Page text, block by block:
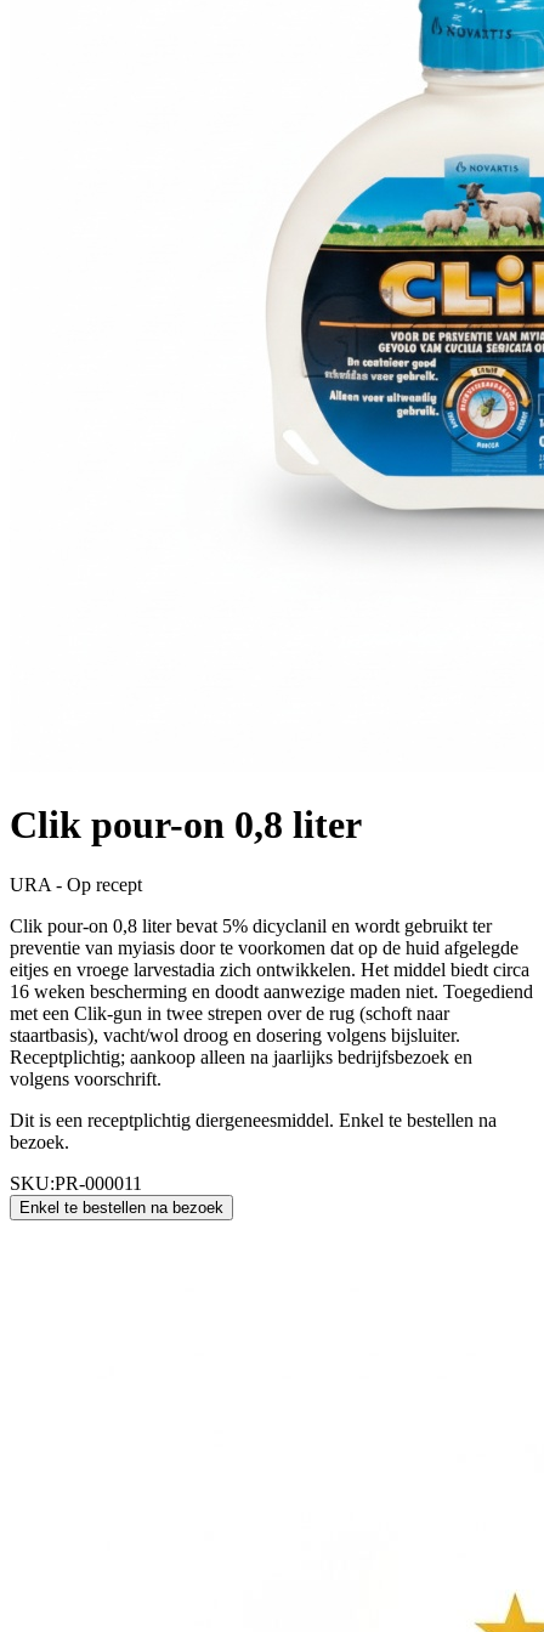
Clik pour-on 0,8 liter
URA - Op recept
Clik pour-on 0,8 liter bevat 5% dicyclanil en wordt gebruikt ter
preventie van myiasis door te voorkomen dat op de huid afgelegde
eitjes en vroege larvestadia zich ontwikkelen. Het middel biedt circa
16 weken bescherming en doodt aanwezige maden niet. Toegediend
met een Clik-gun in twee strepen over de rug (schoft naar
staartbasis), vacht/wol droog en dosering volgens bijsluiter.
Receptplichtig; aankoop alleen na jaarlijks bedrijfsbezoek en
volgens voorschrift.
Dit is een receptplichtig diergeneesmiddel. Enkel te bestellen na
bezoek.
SKU:PR-000011
Enkel te bestellen na bezoek